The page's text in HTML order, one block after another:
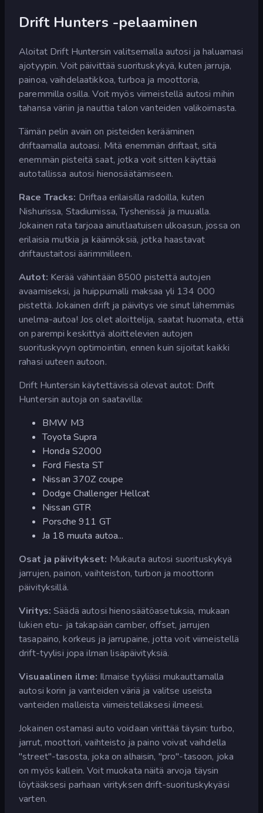
Drift Hunters -pelaaminen
Aloitat Drift Huntersin valitsemalla autosi ja haluamasi
ajotyypin. Voit päivittää suorituskykyä, kuten jarruja,
painoa, vaihdelaatikkoa, turboa ja moottoria,
paremmilla osilla. Voit myös viimeistellä autosi mihin
tahansa väriin ja nauttia talon vanteiden valikoimasta.
Tämän pelin avain on pisteiden kerääminen
driftaamalla autoasi. Mitä enemmän driftaat, sitä
enemmän pisteitä saat, jotka voit sitten käyttää
autotallissa autosi hienosäätämiseen.
Race Tracks: Driftaa erilaisilla radoilla, kuten
Nishurissa, Stadiumissa, Tyshenissä ja muualla.
Jokainen rata tarjoaa ainutlaatuisen ulkoasun, jossa on
erilaisia mutkia ja käännöksiä, jotka haastavat
driftaustaitosi äärimmilleen.
Autot: Kerää vähintään 8500 pistettä autojen
avaamiseksi, ja huippumalli maksaa yli 134 000
pistettä. Jokainen drift ja päivitys vie sinut lähemmäs
unelma-autoa! Jos olet aloittelija, saatat huomata, että
on parempi keskittyä aloittelevien autojen
suorituskyvyn optimointiin, ennen kuin sijoitat kaikki
rahasi uuteen autoon.
Drift Huntersin käytettävissä olevat autot: Drift
Huntersin autoja on saatavilla:
BMW M3
Toyota Supra
Honda S2000
Ford Fiesta ST
Nissan 370Z coupe
Dodge Challenger Hellcat
Nissan GTR
Porsche 911 GT
Ja 18 muuta autoa...
Osat ja päivitykset: Mukauta autosi suorituskykyä
jarrujen, painon, vaihteiston, turbon ja moottorin
päivityksillä.
Viritys:Säädä autosi hienosäätöasetuksia, mukaan
lukien etu- ja takapään camber, offset, jarrujen
tasapaino, korkeus ja jarrupaine, jotta voit viimeistellä
drift-tyylisi jopa ilman lisäpäivityksiä.
Visuaalinen ilme: Ilmaise tyyliäsi mukauttamalla
autosi korin ja vanteiden väriä ja valitse useista
vanteiden malleista viimeistelläksesi ilmeesi.
Jokainen ostamasi auto voidaan virittää täysin: turbo,
jarrut, moottori, vaihteisto ja paino voivat vaihdella
"street"-tasosta, joka on alhaisin, "pro"-tasoon, joka
on myös kallein. Voit muokata näitä arvoja täysin
löytääksesi parhaan virityksen drift-suorituskykyäsi
varten.